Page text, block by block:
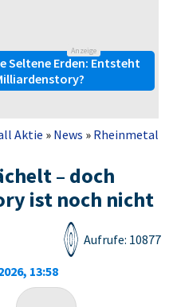
Anzeige
Seltene Erden: Entsteht
Aktie » News » Rheinmetall
– doch
ist noch nicht
13:58
Aufrufe: 10877